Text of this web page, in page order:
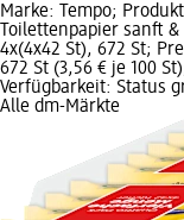
Marke: Tempo;
Toilettenpapier sanft
4x(4x42 St), 672 St;
672 St (3,56 € je 100
Verfügbarkeit: Status
Alle dm-Märkte